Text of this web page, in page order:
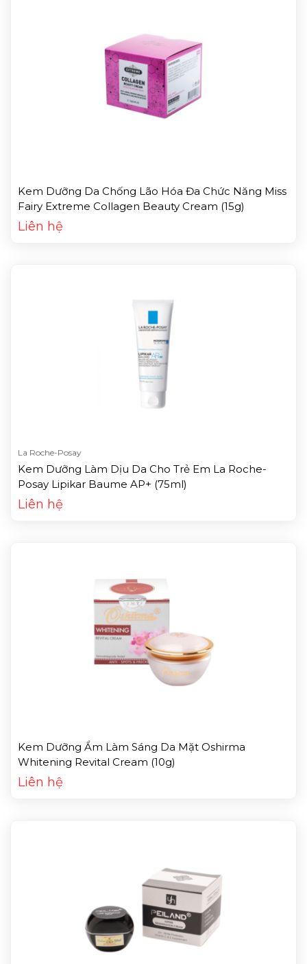
Kem Dưỡng Da Chống Lão Hóa Đa Chức Năng Miss
Fairy Extreme Collagen Beauty Cream (15g)
Liên hệ
La Roche-Posay
Kem Dưỡng Làm Dịu Da Cho Trẻ Em La Roche-
Posay Lipikar Baume AP+ (75ml)
Liên hệ
Kem Dưỡng Ẩm Làm Sáng Da Mặt Oshirma
Whitening Revital Cream (10g)
Liên hệ